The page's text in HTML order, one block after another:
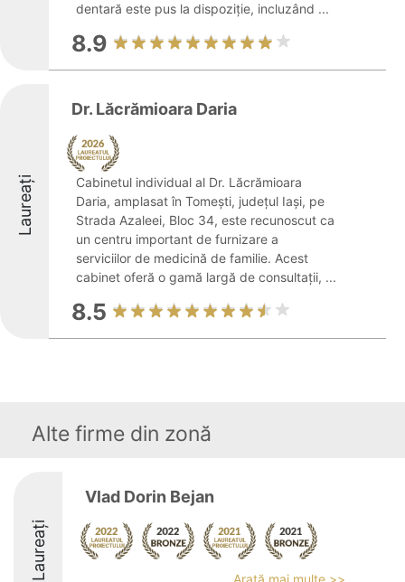
dentară este pus la dispoziție, incluzând ...
8.9
Laureați
Dr. Lăcrămioara Daria
Cabinetul individual al Dr. Lăcrămioara
Daria, amplasat în Tomești, județul Iași, pe
Strada Azaleei, Bloc 34, este recunoscut ca
un centru important de furnizare a
serviciilor de medicină de familie. Acest
cabinet oferă o gamă largă de consultații, ...
8.5
Alte firme din zonă
Laureați
Vlad Dorin Bejan
Arată mai multe >>